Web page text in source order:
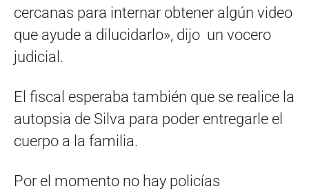
cercanas para internar obtener algún video
que ayude a dilucidarlo», dijo un vocero
judicial.
El fiscal esperaba también que se realice la
autopsia de Silva para poder entregarle el
cuerpo a la familia.
Por el momento no hay policías